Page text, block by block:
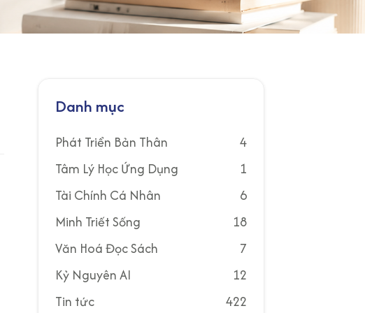
Danh mục
Phát Triển Bản Thân
4
Tâm Lý Học Ứng Dụng
1
Tài Chính Cá Nhân
6
Minh Triết Sống
18
Văn Hoá Đọc Sách
7
Kỷ Nguyên AI
12
Tin tức
422